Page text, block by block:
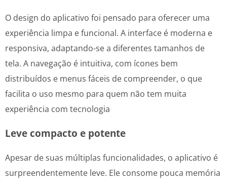
O design do aplicativo foi pensado para oferecer uma
experiência limpa e funcional. A interface é moderna e
responsiva, adaptando-se a diferentes tamanhos de
tela. A navegação é intuitiva, com ícones bem
distribuídos e menus fáceis de compreender, o que
facilita o uso mesmo para quem não tem muita
experiência com tecnologia
Leve compacto e potente
Apesar de suas múltiplas funcionalidades, o aplicativo é
surpreendentemente leve. Ele consome pouca memória